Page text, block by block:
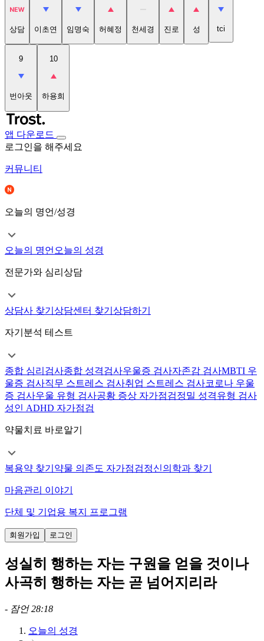
상담 이초연 임명숙 허혜정 천세경 진로 성 tci
9
번아웃
10
하용희
앱 다운로드
로그인을 해주세요
커뮤니티
오늘의 명언/성경
오늘의 명언 오늘의 성경
전문가와 심리상담
상담사 찾기 상담센터 찾기 상담하기
자기분석 테스트
종합 심리검사종합 성격검사우울증 검사자존감 검사MBTI 우
울증 검사직무 스트레스 검사취업 스트레스 검사코로나 우울
증 검사우울 유형 검사공황 증상 자가점검정밀 성격유형 검사
성인 ADHD 자가점검
약물치료 바로알기
복용약 찾기 약물 의존도 자가점검정신의학과 찾기
마음관리 이야기
단체 및 기업용 복지 프로그램
회원가입 로그인
성실히 행하는 자는 구원을 얻을 것이나
사곡히 행하는 자는 곧 넘어지리라
- 잠언 28:18
오늘의 성경